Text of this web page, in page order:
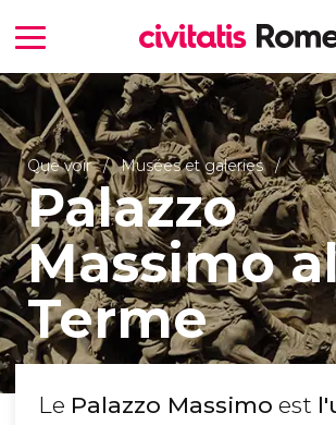
Que voir Musées et galeries
Palazzo
Massimo
Terme
Le Palazzo Massimo est